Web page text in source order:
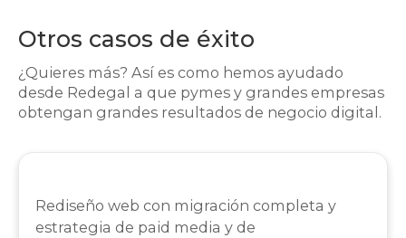
Otros casos de éxito
¿Quieres más? Así es como hemos ayudado
desde Redegal a que pymes y grandes empresas
obtengan grandes resultados de negocio digital.
Rediseño web con migración completa y
estrategia de paid media y de